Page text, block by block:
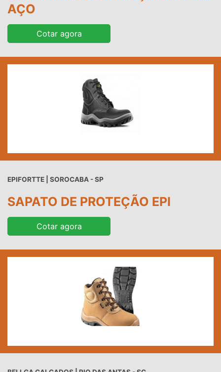
AÇO
Cotar agora
EPIFORTTE | SOROCABA - SP
SAPATO DE PROTEÇÃO EPI
Cotar agora